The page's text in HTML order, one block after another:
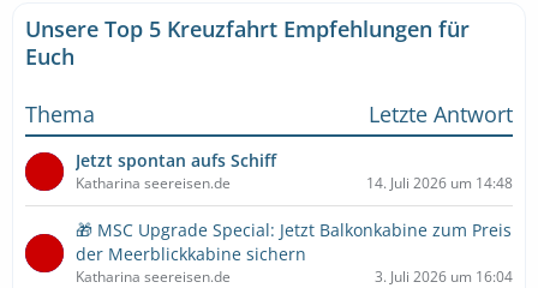
Unsere Top 5 Kreuzfahrt Empfehlungen für
Euch
Thema
Letzte Antwort
Jetzt spontan aufs Schiff
Katharina seereisen.de 14. Juli 2026 um 14:48
🎁 MSC Upgrade Special: Jetzt Balkonkabine zum Preis
der Meerblickkabine sichern
Katharina seereisen.de 3. Juli 2026 um 16:04